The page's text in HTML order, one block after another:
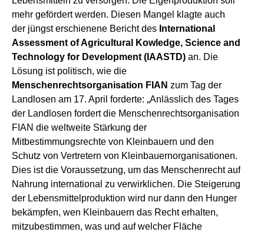
mehr gefördert werden. Diesen Mangel klagte auch
der jüngst erschienene Bericht des International
Assessment of Agricultural Kowledge, Science and
Technology for Development (IAASTD) an. Die
Lösung ist politisch, wie die
Menschenrechtsorganisation FIAN zum Tag der
Landlosen am 17. April forderte: „Anlässlich des Tages
der Landlosen fordert die Menschenrechtsorganisation
FIAN die weltweite Stärkung der
Mitbestimmungsrechte von Kleinbauern und den
Schutz von Vertretern von Kleinbauernorganisationen.
Dies ist die Voraussetzung, um das Menschenrecht auf
Nahrung international zu verwirklichen. Die Steigerung
der Lebensmittelproduktion wird nur dann den Hunger
bekämpfen, wen Kleinbauern das Recht erhalten,
mitzubestimmen, was und auf welcher Fläche